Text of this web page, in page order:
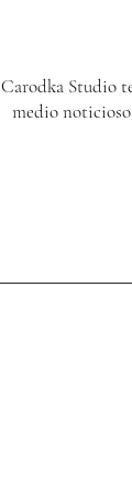
Carodka Studio
medio